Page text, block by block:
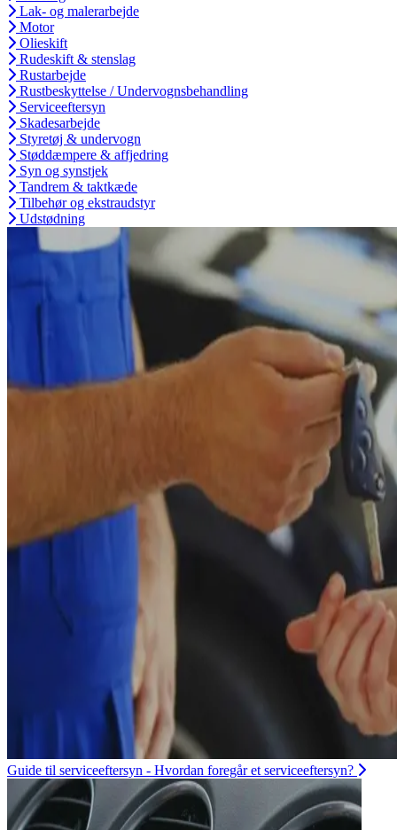
Lak- og malerarbejde
Motor
Olieskift
Rudeskift & stenslag
Rustarbejde
Rustbeskyttelse / Undervognsbehandling
Serviceeftersyn
Skadesarbejde
Styretøj & undervogn
Støddæmpere & affjedring
Syn og synstjek
Tandrem & taktkæde
Tilbehør og ekstraudstyr
Udstødning
Guide til serviceeftersyn - Hvordan foregår et serviceeftersyn?